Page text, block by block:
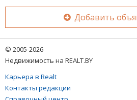
Добавить
© 2005-2026
Недвижимость на REALT.BY
Карьера в Realt
Контакты редакции